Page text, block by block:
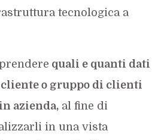
tecnologica a
quali e quanti dati
o gruppo di clienti
azienda,al fine di
in una vista